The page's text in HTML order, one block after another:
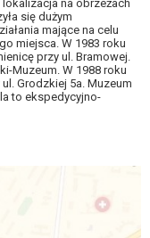
na obrzeżach
się dużym
mające na celu
miejsca. W 1983 roku
przy ul. Bramowej.
Muzeum. W 1988 roku
Grodzkiej 5a. Muzeum
to ekspedycyjno-